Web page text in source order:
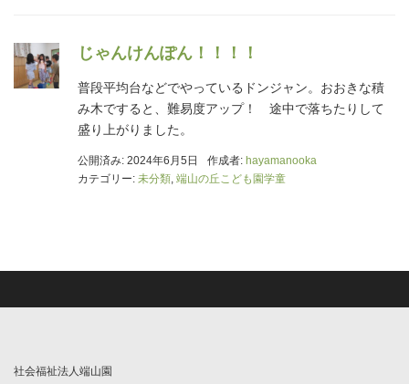
じゃんけんぽん！！！！
普段平均台などでやっているドンジャン。おおきな積
み木ですると、難易度アップ！ 途中で落ちたりして
盛り上がりました。
公開済み: 2024年6月5日 作成者: hayamanooka
カテゴリー: 未分類, 端山の丘こども園学童
社会福祉法人端山園